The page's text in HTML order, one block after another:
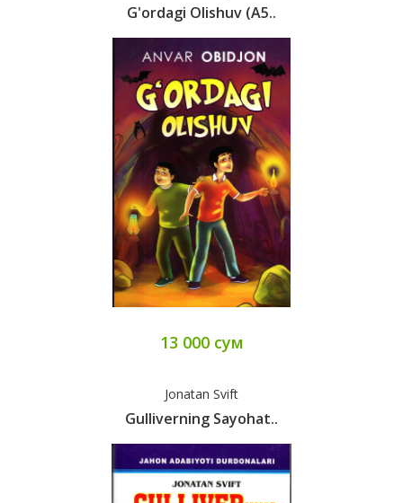
G'ordagi Olishuv (А5..
13 000 сум
Jonatan Svift
Gulliverning Sayohat..